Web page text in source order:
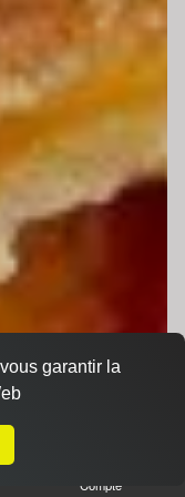
Compte
garantir la